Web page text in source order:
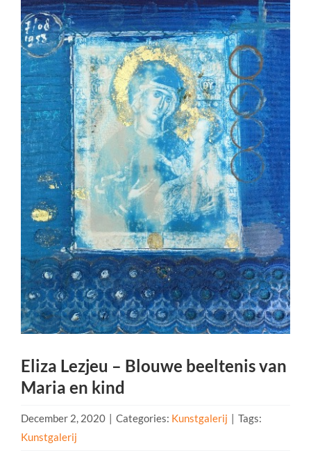
Eliza Lezjeu – Blouwe beeltenis van
Maria en kind
December 2, 2020 Categories: Kunstgalerij
Tags:
Kunstgalerij